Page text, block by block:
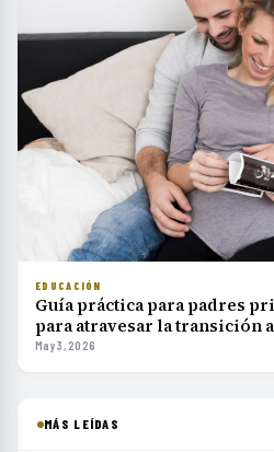
EDUCACIÓN
Guía práctica para padres
para atravesar la transición
May 3, 2026
MÁS LEÍDAS